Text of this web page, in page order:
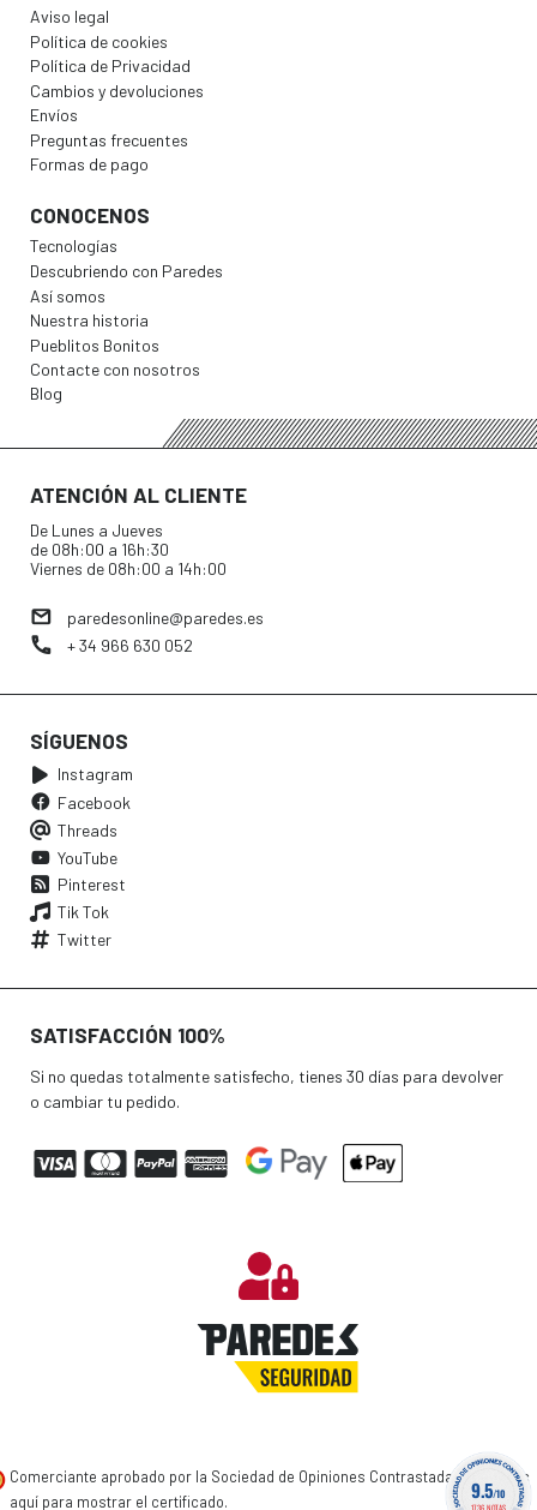
Aviso legal
Política de cookies
Política de Privacidad
Cambios y devoluciones
Envíos
Preguntas frecuentes
Formas de pago
CONOCENOS
Tecnologías
Descubriendo con Paredes
Así somos
Nuestra historia
Pueblitos Bonitos
Contacte con nosotros
Blog
ATENCIÓN AL CLIENTE
De Lunes a Jueves
de 08h:00 a 16h:30
Viernes de 08h:00 a 14h:00
paredesonline@paredes.es
+ 34 966 630 052
SÍGUENOS
Instagram
Facebook
Threads
YouTube
Pinterest
Tik Tok
Twitter
SATISFACCIÓN 100%
Si no quedas totalmente satisfecho, tienes 30 días para devolver
o cambiar tu pedido.
Comerciante aprobado por la Sociedad de Opiniones Contrastadas, haga clic
aquí para mostrar el certificado. 9.5/10
1736 NOTAS